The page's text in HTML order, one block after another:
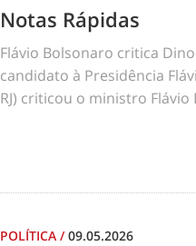
Notas Rápidas
Flávio Bolsonaro critica
candidato à Presidência
RJ) criticou o ministro Flávio
POLÍTICA /09.05.2026